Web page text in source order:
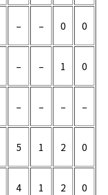
– – 0 0
– – 1 0
– – – –
5 1 2 0
4 1 2 0